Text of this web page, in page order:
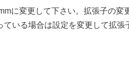
に変更して下さい。拡張子の変
いる場合は設定を変更して拡張